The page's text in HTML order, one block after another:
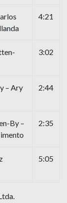
4:21
3:02
– Ary
2:44
By –
2:35
5:05